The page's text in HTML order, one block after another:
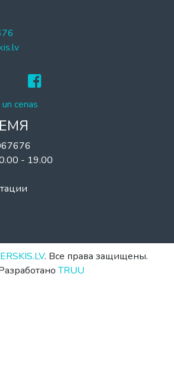
- 19.00
. Все права защищены.
TRUU